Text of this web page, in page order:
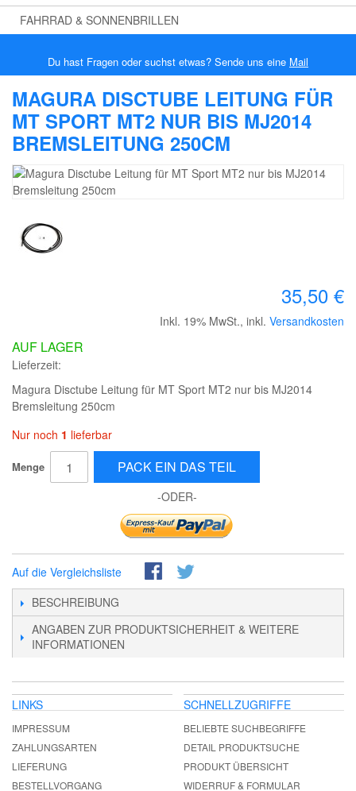
FAHRRAD & SONNENBRILLEN
Du hast Fragen oder suchst etwas? Sende uns eine Mail
MAGURA DISCTUBE LEITUNG FÜR
MT SPORT MT2 NUR BIS MJ2014
BREMSLEITUNG 250CM
35,50 €
Inkl. 19% MwSt., inkl. Versandkosten
AUF LAGER
Lieferzeit:
Magura Disctube Leitung für MT Sport MT2 nur bis MJ2014
Bremsleitung 250cm
Nur noch 1 lieferbar
Menge PACK EIN DAS TEIL
-ODER-
Auf die Vergleichsliste
BESCHREIBUNG
ANGABEN ZUR PRODUKTSICHERHEIT & WEITERE
INFORMATIONEN
LINKS
IMPRESSUM
ZAHLUNGSARTEN
LIEFERUNG
BESTELLVORGANG
SCHNELLZUGRIFFE
BELIEBTE SUCHBEGRIFFE
DETAIL PRODUKTSUCHE
PRODUKT ÜBERSICHT
WIDERRUF & FORMULAR